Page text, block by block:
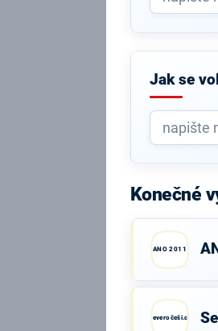
Jak se
Konečné
ANO 2011
Severočeši.cz